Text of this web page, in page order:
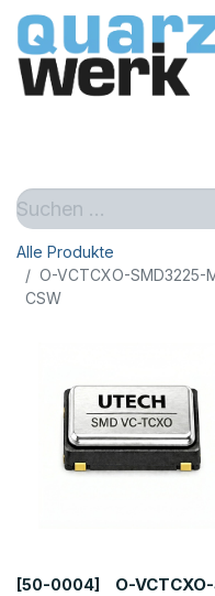
Alle Produkte
O-VCTCXO-
CSW
[50-0004]
O-